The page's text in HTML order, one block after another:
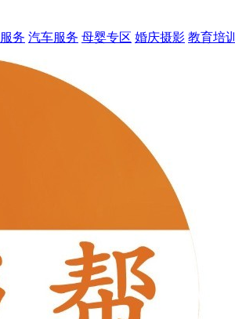
务 汽车服务 母婴专区 婚庆摄影 教育培训